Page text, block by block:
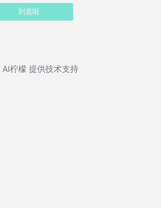
到底啦
AI柠檬 提供技术支持